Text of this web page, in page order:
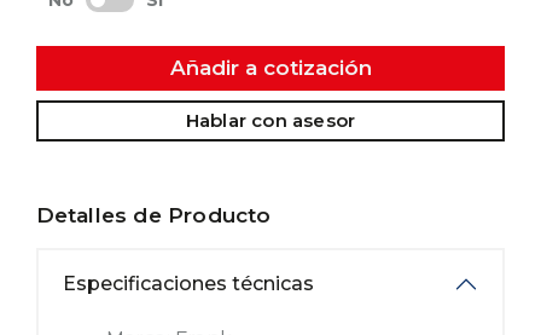
Añadir a cotización
Hablar con asesor
Detalles de Producto
Especificaciones técnicas